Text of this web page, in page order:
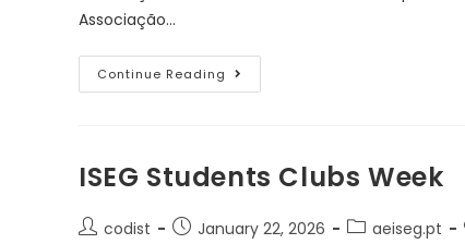
Associação…
Continue Reading
ISEG Students Clubs Week
codist January 22, 2026 aeiseg.pt